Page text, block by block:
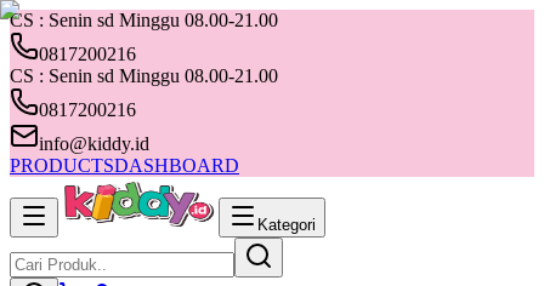
CS : Senin sd Minggu 08.00-21.00
0817200216
CS : Senin sd Minggu 08.00-21.00
0817200216
info@kiddy.id
PRODUCTSDASHBOARD
Kategori